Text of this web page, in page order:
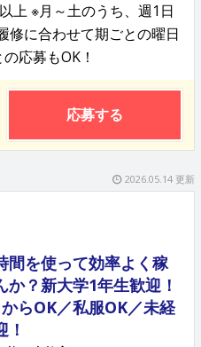
上 ※月～土のうち、週1日
修に合わせて期ごとの曜日
応募もOK！
応募する
2026.05.14 更新
間を使って効率よく稼
か？新大学1年生歓迎！
らOK／私服OK／未経
！